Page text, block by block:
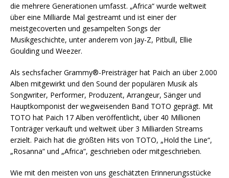
die mehrere Generationen umfasst. „Africa“ wurde weltweit
über eine Milliarde Mal gestreamt und ist einer der
meistgecoverten und gesampelten Songs der
Musikgeschichte, unter anderem von Jay-Z, Pitbull, Ellie
Goulding und Weezer.
Als sechsfacher Grammy®-Preisträger hat Paich an über 2.000
Alben mitgewirkt und den Sound der populären Musik als
Songwriter, Performer, Produzent, Arrangeur, Sänger und
Hauptkomponist der wegweisenden Band TOTO geprägt. Mit
TOTO hat Paich 17 Alben veröffentlicht, über 40 Millionen
Tonträger verkauft und weltweit über 3 Milliarden Streams
erzielt. Paich hat die größten Hits von TOTO, „Hold the Line“,
„Rosanna“ und „Africa“, geschrieben oder mitgeschrieben.
Wie mit den meisten von uns geschätzten Erinnerungsstücke